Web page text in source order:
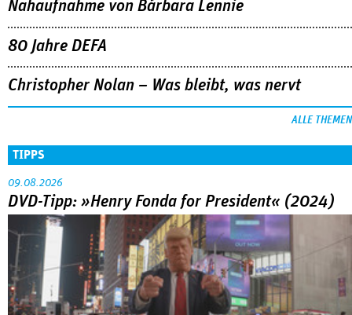
Nahaufnahme von Bárbara Lennie
80 Jahre DEFA
Christopher Nolan – Was bleibt, was nervt
ALLE THEMEN
TIPPS
09.08.2026
DVD-Tipp: »Henry Fonda for President« (2024)